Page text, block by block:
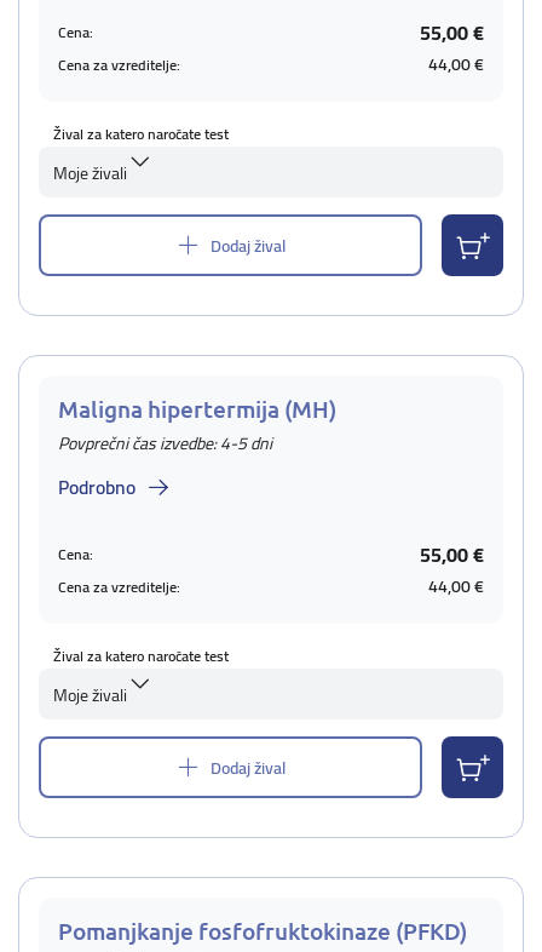
Cena: 55,00 €
Cena za vzreditelje: 44,00 €
Žival za katero naročate test
Moje živali
Dodaj žival
Maligna hipertermija (MH)
Povprečni čas izvedbe: 4-5 dni
Podrobno
Cena: 55,00 €
Cena za vzreditelje: 44,00 €
Žival za katero naročate test
Moje živali
Dodaj žival
Pomanjkanje fosfofruktokinaze (PFKD)